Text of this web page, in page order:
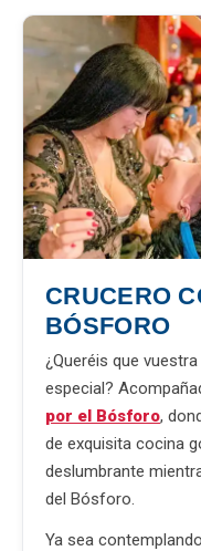
CRUCERO
BÓSFORO
¿Queréis que
especial?
por el Bósforo,
de exquisita cocina
deslumbrante
del Bósforo.
Ya sea